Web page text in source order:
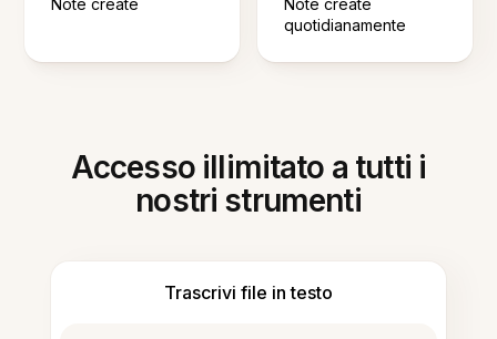
Note create
Note create
quotidianamente
Accesso illimitato a tutti i
nostri strumenti
Trascrivi file in testo